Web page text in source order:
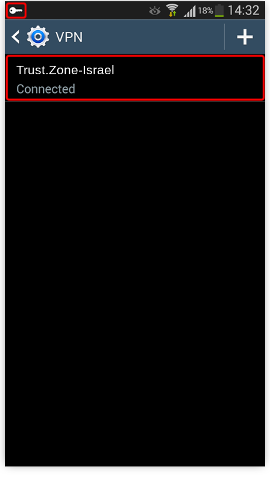
Trust.Zone-Israel